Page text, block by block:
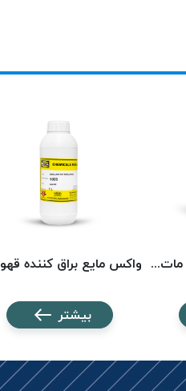
کرم واکس جامد پرکننده مات سرمه ای روتا 3082 ROTA
بیشتر